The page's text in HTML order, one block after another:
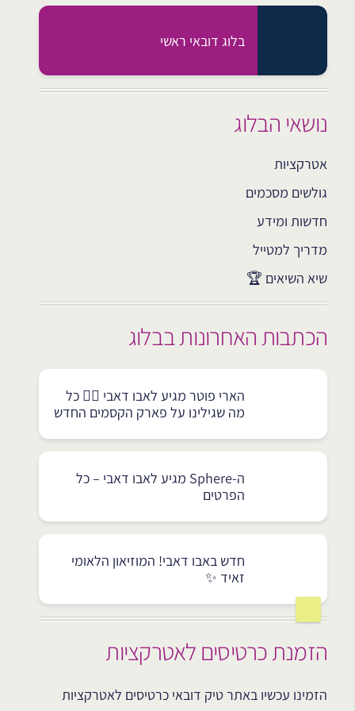
בלוג דובאי ראשי
נושאי הבלוג
אטרקציות
גולשים מסכמים
חדשות ומידע
מדריך למטייל
שיא השיאים 🏆
הכתבות האחרונות בבלוג
הארי פוטר מגיע לאבו דאבי 🧙‍♂️ כל
מה שגילינו על פארק הקסמים החדש
ה-Sphere מגיע לאבו דאבי – כל
הפרטים
חדש באבו דאבי! המוזיאון הלאומי
זאיד ✨
הזמנת כרטיסים לאטרקציות
הזמינו עכשיו באתר טיק דובאי כרטיסים לאטרקציות